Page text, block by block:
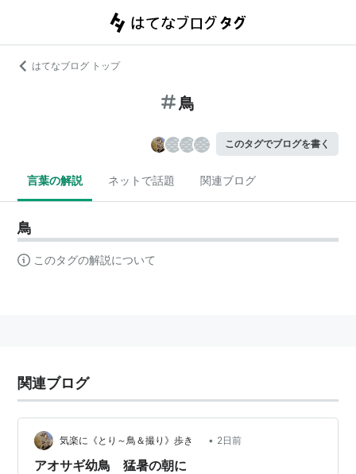
はてなブログ トップ
鳥
このタグでブログを書く
言葉の解説 ネットで話題 関連ブログ
鳥
このタグの解説について
関連ブログ
気楽に《とり～鳥＆撮り》歩き • 2日前
アオサギ幼鳥 猛暑の朝に